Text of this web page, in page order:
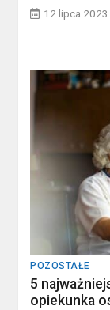
12 lipca 2023
POZOSTAŁE
5
opiekunka